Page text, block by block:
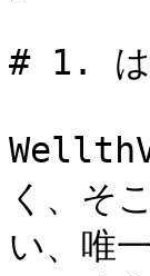
# 1. は
く、そ
い、唯